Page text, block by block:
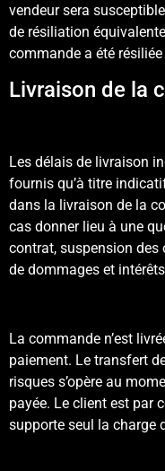
vendeur sera
de résiliation
commande a été
Livraison de la
Les délais de livraison
fournis qu’à titre
dans la livraison de la
cas donner lieu à une
contrat, suspension
de dommages et
La commande n’est
paiement. Le transfert
risques s’opère au
payée. Le client est par
supporte seul la charge